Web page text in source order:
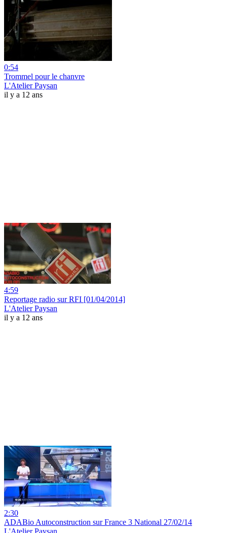
0:54
Trommel pour le chanvre
L'Atelier Paysan
il y a 12 ans
4:59
Reportage radio sur RFI [01/04/2014]
L'Atelier Paysan
il y a 12 ans
2:30
ADABio Autoconstruction sur France 3 National 27/02/14